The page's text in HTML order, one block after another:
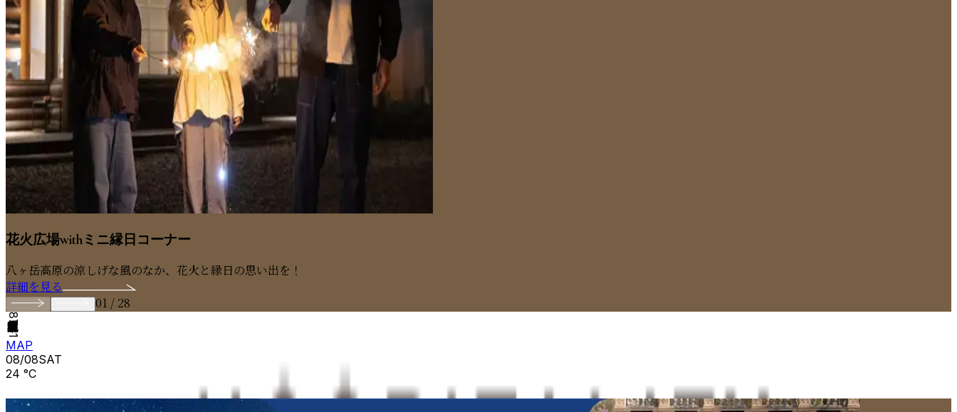
花火広場withミニ縁日コーナー
八ヶ岳高原の涼しげな風のなか、花火と縁日の思い出を！
詳細を見る
01 / 28
山梨県北杜市大泉町谷戸8741
MAP
08/08SAT
24 °C